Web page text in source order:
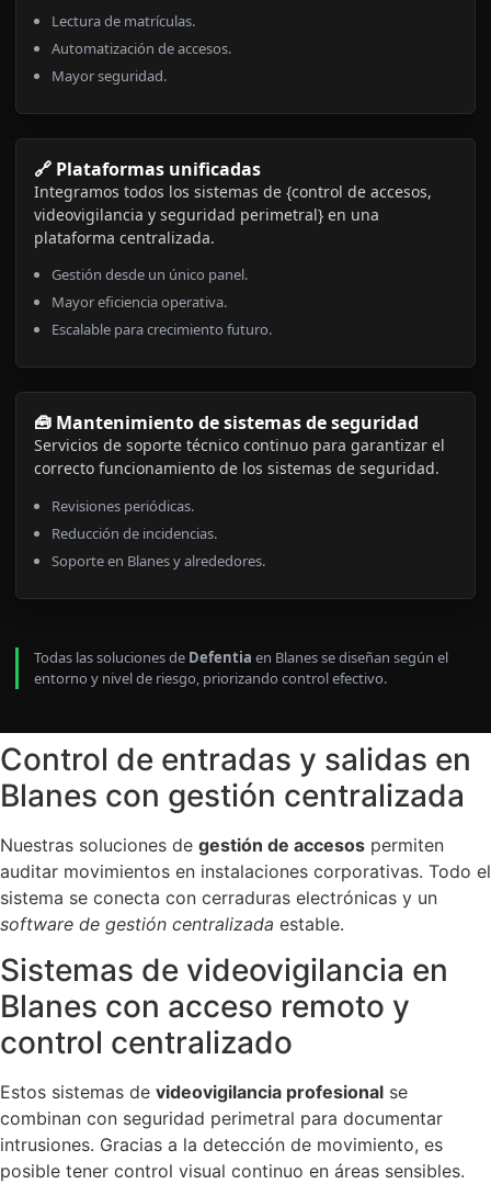
Lectura de matrículas.
Automatización de accesos.
Mayor seguridad.
🔗 Plataformas unificadas
Integramos todos los sistemas de {control de accesos,
videovigilancia y seguridad perimetral} en una
plataforma centralizada.
Gestión desde un único panel.
Mayor eficiencia operativa.
Escalable para crecimiento futuro.
🧰 Mantenimiento de sistemas de seguridad
Servicios de soporte técnico continuo para garantizar el
correcto funcionamiento de los sistemas de seguridad.
Revisiones periódicas.
Reducción de incidencias.
Soporte en Blanes y alrededores.
Todas las soluciones de Defentia en Blanes se diseñan según el
entorno y nivel de riesgo, priorizando control efectivo.
Control de entradas y salidas en
Blanes con gestión centralizada
Nuestras soluciones de gestión de accesos permiten
auditar movimientos en instalaciones corporativas. Todo el
sistema se conecta con cerraduras electrónicas y un
software de gestión centralizada estable.
Sistemas de videovigilancia en
Blanes con acceso remoto y
control centralizado
Estos sistemas de videovigilancia profesional se
combinan con seguridad perimetral para documentar
intrusiones. Gracias a la detección de movimiento, es
posible tener control visual continuo en áreas sensibles.